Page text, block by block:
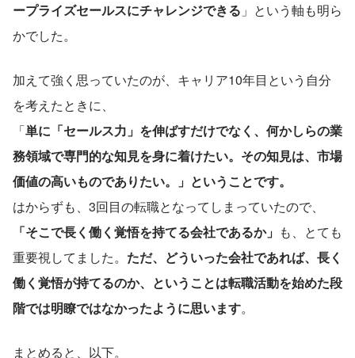
ープライズセールスにチャレンジできる 」という軸も明ら
かでした。
加えて強く思っていたのが、キャリア10年目という自分
を考えたときに、
「単に「セールス力」を伸ばすだけでなく、何かしらの業
務領域で専門的な知見を身に着けたい。その知見は、市場
価値の高いものでありたい。」ということです。
はからずも、3回目の転職となってしまっていたので、
「そこで長く働く覚悟を持てる会社であるか」 も、とても
重要視してました。 ただ、どういった会社であれば、長く
働く覚悟が持てるのか、ということは転職活動を始めた段
階では明瞭ではなかったように思います。
まとめると、以下。